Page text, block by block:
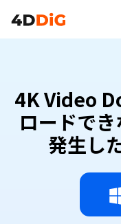
4K Video
ロードで
発生し